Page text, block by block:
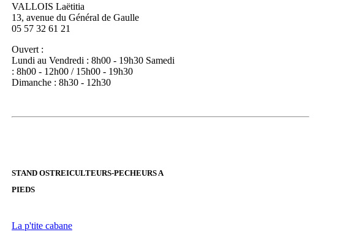
VALLOIS Laëtitia
13, avenue du Général de Gaulle
05 57 32 61 21
Ouvert :
Lundi au Vendredi : 8h00 - 19h30 Samedi
: 8h00 - 12h00 / 15h00 - 19h30
Dimanche : 8h30 - 12h30
STAND OSTREICULTEURS-PECHEURS A
PIEDS
La p'tite cabane